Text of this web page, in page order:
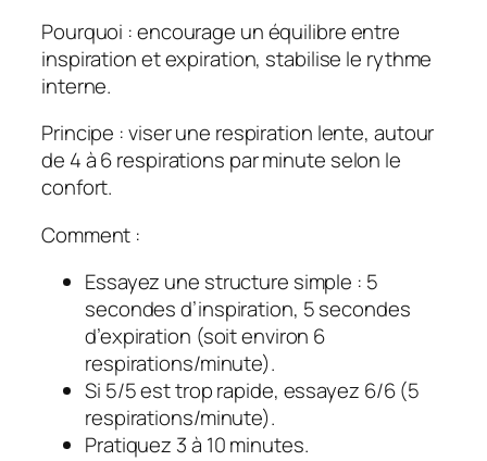
Pourquoi : encourage un équilibre entre
inspiration et expiration, stabilise le rythme
interne.
Principe : viser une respiration lente, autour
de 4 à 6 respirations par minute selon le
confort.
Comment :
Essayez une structure simple : 5
secondes d’inspiration, 5 secondes
d’expiration (soit environ 6
respirations/minute).
Si 5/5 est trop rapide, essayez 6/6 (5
respirations/minute).
Pratiquez 3 à 10 minutes.